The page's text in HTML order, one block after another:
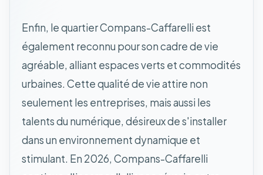
Enfin, le quartier Compans-Caffarelli est
également reconnu pour son cadre de vie
agréable, alliant espaces verts et commodités
urbaines. Cette qualité de vie attire non
seulement les entreprises, mais aussi les
talents du numérique, désireux de s'installer
dans un environnement dynamique et
stimulant. En 2026, Compans-Caffarelli